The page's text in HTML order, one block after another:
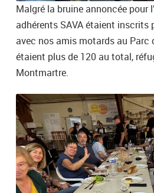
Malgré la bruine annoncée pour
adhérents SAVA étaient inscrits
avec nos amis motards au Parc
étaient plus de 120 au total,
Montmartre.